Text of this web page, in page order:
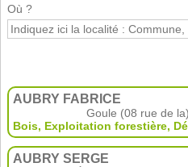
Où ?
AUBRY FABRICE
Goule (08 rue de
Bois, Exploitation forestière,
AUBRY SERGE